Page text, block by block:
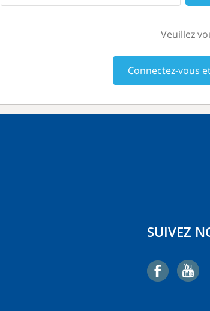
Veuillez
Connectez-vous
SUIVEZ